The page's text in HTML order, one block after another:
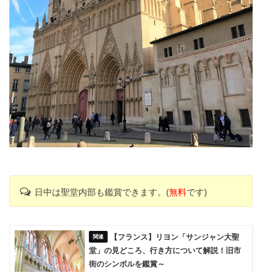
日中は聖堂内部も鑑賞できます。(無料です)
【フランス】リヨン「サンジャン大聖
堂」の見どころ、行き方について解説！旧市
街のシンボルを鑑賞～